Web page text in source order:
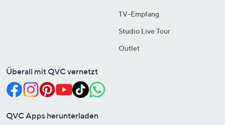
TV-Empfang
Studio Live Tour
Outlet
Überall mit QVC vernetzt
QVC Apps herunterladen